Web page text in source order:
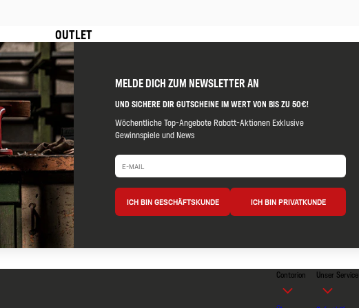
OUTLET
MELDE DICH ZUM NEWSLETTER AN
UND SICHERE DIR GUTSCHEINE IM WERT VON BIS ZU 50€!
Wöchentliche Top-Angebote Rabatt-Aktionen Exklusive
Gewinnspiele und News
ICH BIN GESCHÄFTSKUNDE ICH BIN PRIVATKUNDE
Contorion Unser Service